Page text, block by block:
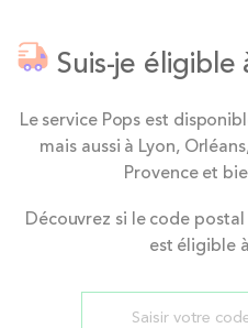
Suis-je éligible
Le service Pops est
mais aussi à Lyon,
Provence et
Découvrez si le code
est éligible